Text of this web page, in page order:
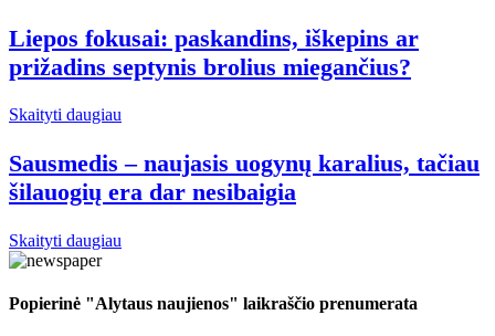
Liepos fokusai: paskandins, iškepins ar
prižadins septynis brolius miegančius?
Skaityti daugiau
Sausmedis – naujasis uogynų karalius, tačiau
šilauogių era dar nesibaigia
Skaityti daugiau
Popierinė "Alytaus naujienos" laikraščio prenumerata